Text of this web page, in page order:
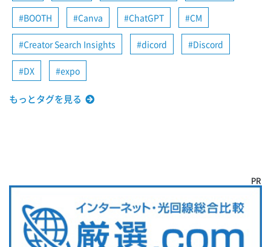
BOOTH Canva ChatGPT CM
Creator Search Insights dicord Discord
DX expo
もっとタグを見る
PR